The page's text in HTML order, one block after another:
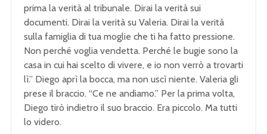
prima la verità al tribunale. Dirai la verità sui
documenti. Dirai la verità su Valeria. Dirai la verità
sulla famiglia di tua moglie che ti ha fatto pressione.
Non perché voglia vendetta. Perché le bugie sono la
casa in cui hai scelto di vivere, e io non verrò a trovarti
lì.” Diego aprì la bocca, ma non uscì niente. Valeria gli
prese il braccio. “Ce ne andiamo.” Per la prima volta,
Diego tirò indietro il suo braccio. Era piccolo. Ma tutti
lo videro.